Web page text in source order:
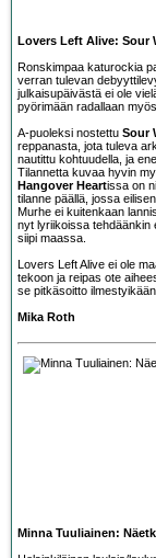
Lovers Left Alive: Sour
Ronskimpaa katurockia
verran tulevan
julkaisupäivästä ei ole
pyörimään radallaan
A-puoleksi nostettu Sour
reppanasta, jota tuleva
nautittu kohtuudella, ja
Tilannetta kuvaa hyvin
Hangover Heartissa on
tilanne päällä, jossa
Murhe ei kuitenkaan
nyt lyriikoissa tehdäänkin
siipi maassa.
Lovers Left Alive ei ole
tekoon ja reipas ote
se pitkäsoitto
Mika Roth
Minna Tuuliainen: